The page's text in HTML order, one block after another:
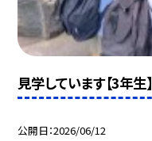
見学しています【3年生】
公開日 2026/06/12